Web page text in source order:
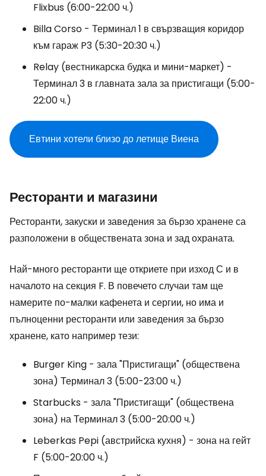
Flixbus (6:00-22:00 ч.)
Billa Corso - Терминал 1 в свързващия коридор
към гараж P3 (5:30-20:30 ч.)
Relay (вестникарска будка и мини-маркет) -
Терминал 3 в главната зала за пристигащи (5:00-
22:00 ч.)
Евтини хотели близо до летище Виена
Ресторанти и магазини
Ресторанти, закуски и заведения за бързо хранене са
разположени в обществената зона и зад охраната.
Най-много ресторанти ще откриете при изход С и в
началото на секция F. В повечето случаи там ще
намерите по-малки кафенета и сергии, но има и
пълноценни ресторанти или заведения за бързо
хранене, като например тези:
Burger King - зала "Пристигащи" (обществена
зона) Терминал 3 (5:00-23:00 ч.)
Starbucks - зала "Пристигащи" (обществена
зона) на Терминал 3 (5:00-20:00 ч.)
Leberkas Pepi (австрийска кухня) - зона на гейт
F (5:00-20:00 ч.)